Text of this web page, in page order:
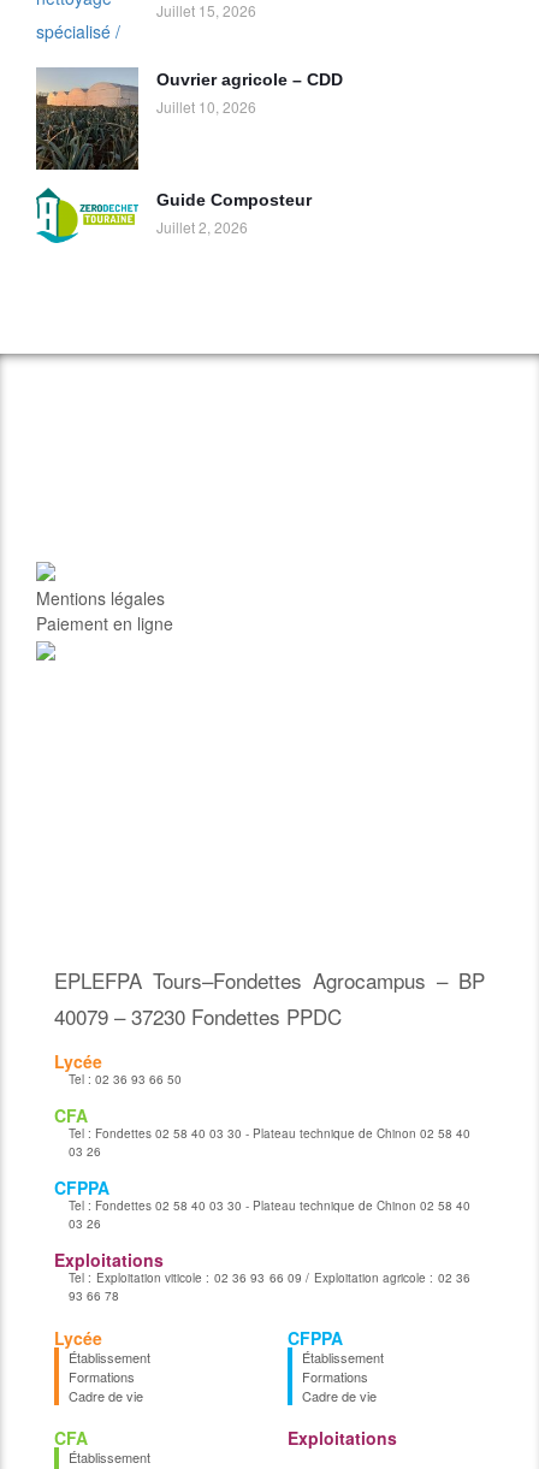
Juillet 15, 2026
Ouvrier agricole – CDD
Juillet 10, 2026
Guide Composteur
Juillet 2, 2026
Mentions légales
Paiement en ligne
EPLEFPA Tours–Fondettes Agrocampus – BP
40079 – 37230 Fondettes PPDC
Lycée
Tel : 02 36 93 66 50
CFA
Tel : Fondettes 02 58 40 03 30 - Plateau technique de Chinon 02 58 40
03 26
CFPPA
Tel : Fondettes 02 58 40 03 30 - Plateau technique de Chinon 02 58 40
03 26
Exploitations
Tel : Exploitation viticole : 02 36 93 66 09 / Exploitation agricole : 02 36
93 66 78
Lycée
Établissement
Formations
Cadre de vie
CFA
Établissement
CFPPA
Établissement
Formations
Cadre de vie
Exploitations